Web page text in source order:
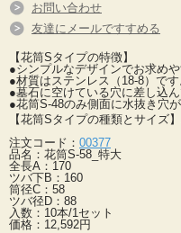
お問い合わせ
友達にメールですすめる
【花筒Sタイプの特徴】
●シンプルなデザインでお求め
●材質はステンレス（18-8）です
●墓石に空けている穴に差し込
●花筒S-48のみ側面に水抜き穴
【花筒Sタイプの種類とサイズ
注文コード： 00377
品名：花筒S-58_特大
全長A：170
ツバ下B：160
筒径C：58
ツバ径D：88
入数：10本/1セット
価格：12,592円